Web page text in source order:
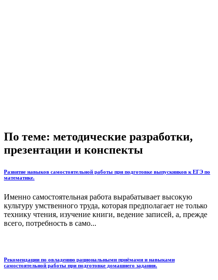
По теме: методические разработки,
презентации и конспекты
Развитие навыков самостоятельной работы при подготовке выпускников к ЕГЭ по
математике.
Именно самостоятельная работа вырабатывает высокую
культуру умственного труда, которая предполагает не только
технику чтения, изучение книги, ведение записей, а, прежде
всего, потребность в само...
Рекомендации по овладению рациональными приёмами и навыками
самостоятельной работы при подготовке домашнего задания.